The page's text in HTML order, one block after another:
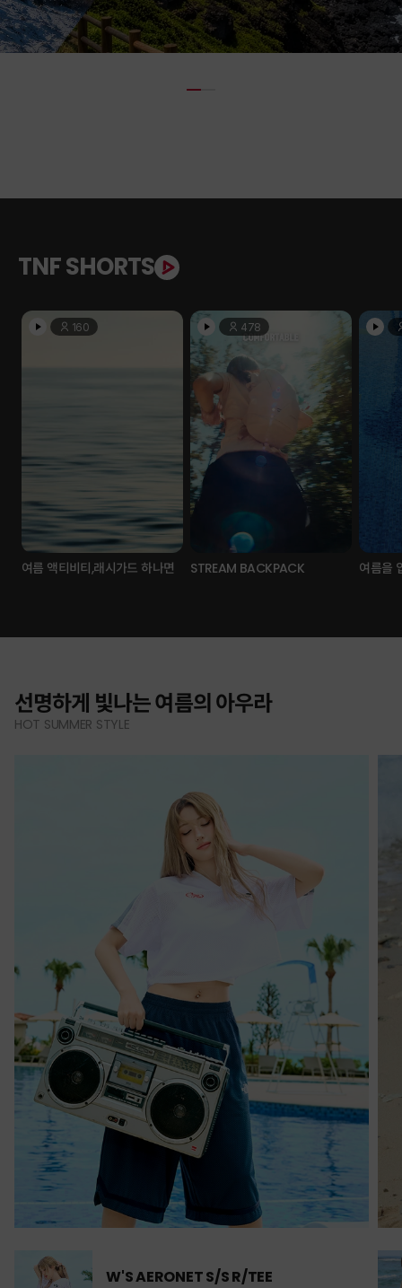
TNF SHORTS
160
여름 액티비티,래시가드 하나면
478
STREAM BACKPACK 여름을
선명하게 빛나는 여름의 아우라
HOT SUMMER STYLE
W'S AERONET S/S R/TEE